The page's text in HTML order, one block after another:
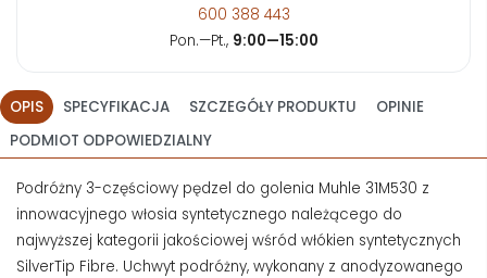
600 388 443
Pon.—Pt., 9:00—15:00
OPIS SPECYFIKACJA SZCZEGÓŁY PRODUKTU
OPINIE
PODMIOT ODPOWIEDZIALNY
Podróżny 3-częściowy pędzel do golenia Muhle 31M530 z
innowacyjnego włosia syntetycznego należącego do
najwyższej kategorii jakościowej wśród włókien syntetycznych
SilverTip Fibre. Uchwyt podróżny, wykonany z anodyzowanego